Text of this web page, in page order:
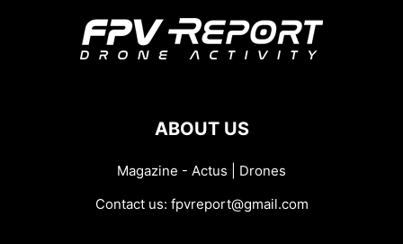
ABOUT US
Magazine - Actus | Drones
Contact us: fpvreport@gmail.com